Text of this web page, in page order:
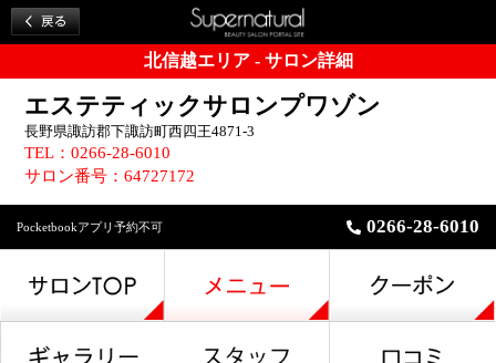
北信越エリア - サロン詳細
エステティックサロンプワゾン
長野県諏訪郡下諏訪町西四王4871-3
TEL：0266-28-6010
サロン番号：64727172
Pocketbookアプリ予約不可 0266-28-6010